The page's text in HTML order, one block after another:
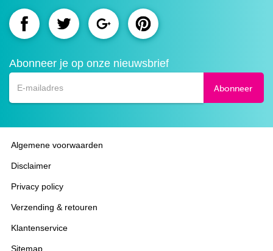
Route.nl
Facebook
Route.nlRoute.nlRoute.nl
Abonneer je op onze nieuwsbrief
Abonneer
Algemene voorwaarden
Disclaimer
Privacy policy
Verzending & retouren
Klantenservice
Sitemap